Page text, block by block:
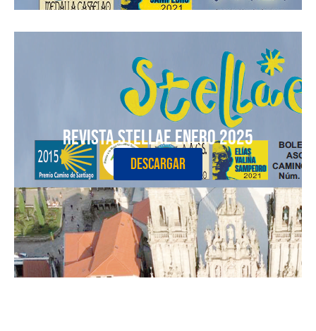
Revista Stellae Enero 2025
DESCARGAR